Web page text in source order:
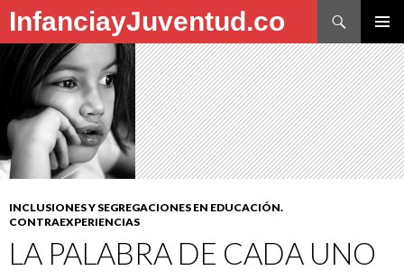
InfanciayJuventud.co
Buscar
MENÚ
AL
CONTENIDO
INCLUSIONES Y SEGREGACIONES EN EDUCACIÓN.
CONTRAEXPERIENCIAS
LA PALABRA DE CADA UNO